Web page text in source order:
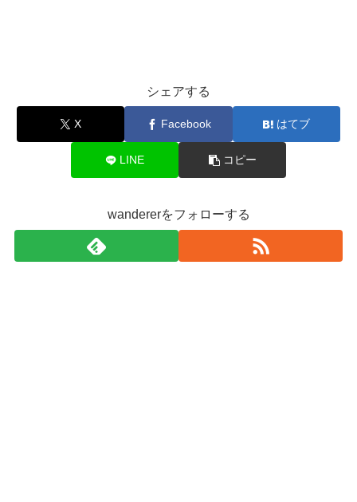
シェアする
X Facebook はてブ
LINE コピー
wandererをフォローする